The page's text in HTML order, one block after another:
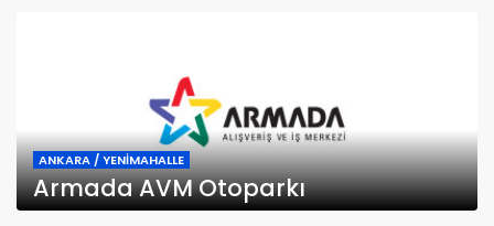
ANKARA / YENİMAHALLE
Armada AVM Otoparkı